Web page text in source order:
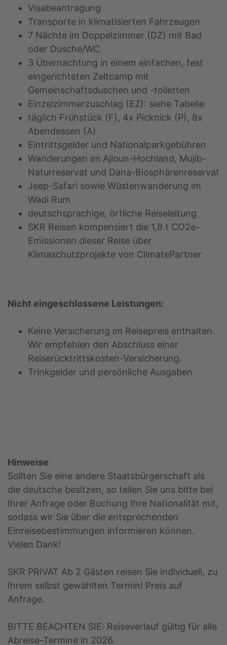
Visabeantragung
Transporte in klimatisierten Fahrzeugen
7 Nächte im Doppelzimmer (DZ) mit Bad
oder Dusche/WC
3 Übernachtung in einem einfachen, fest
eingerichteten Zeltcamp mit
Gemeinschaftsduschen und -toiletten
Einzelzimmerzuschlag (EZ): siehe Tabelle
täglich Frühstück (F), 4x Picknick (P), 8x
Abendessen (A)
Eintrittsgelder und Nationalparkgebühren
Wanderungen im Ajloun-Hochland, Mujib-
Naturreservat und Dana-Biosphärenreservat
Jeep-Safari sowie Wüstenwanderung im
Wadi Rum
deutschsprachige, örtliche Reiseleitung
SKR Reisen kompensiert die 1,8 t CO2e-
Emissionen dieser Reise über
Klimaschutzprojekte von ClimatePartner
Nicht eingeschlossene Leistungen:
Keine Versicherung im Reisepreis enthalten.
Wir empfehlen den Abschluss einer
Reiserücktrittskosten-Versicherung.
Trinkgelder und persönliche Ausgaben
Hinweise
Sollten Sie eine andere Staatsbürgerschaft als
die deutsche besitzen, so teilen Sie uns bitte bei
Ihrer Anfrage oder Buchung Ihre Nationalität mit,
sodass wir Sie über die entsprechenden
Einreisebestimmungen informieren können.
Vielen Dank!
SKR PRIVAT Ab 2 Gästen reisen Sie individuell, zu
Ihrem selbst gewählten Termin! Preis auf
Anfrage.
BITTE BEACHTEN SIE: Reiseverlauf gültig für alle
Abreise-Termine in 2026.